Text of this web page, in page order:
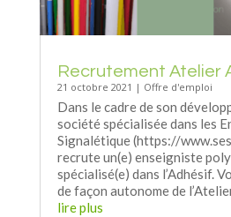
Recrutement Atelier
21 octobre 2021 | Offre d'emploi
Dans le cadre de son
société spécialisée dans les
Signalétique (https://
recrute un(e) enseigniste
spécialisé(e) dans l’Adhésif.
de façon autonome de
lire plus